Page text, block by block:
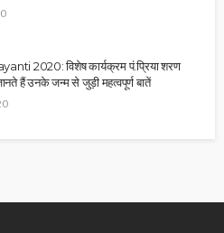
2020: विशेष कार्यक्रम पं.प्रिया शरण
हैं उनके जन्म से जुड़ी महत्वपूर्ण बातें